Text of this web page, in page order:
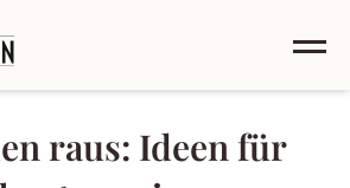
raus: Ideen für